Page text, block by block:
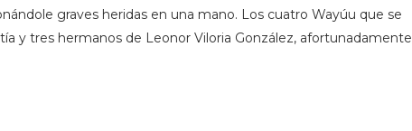
graves heridas en una mano. Los cuatro Wayúu que se
y tres hermanos de Leonor Viloria González, afortunadamente